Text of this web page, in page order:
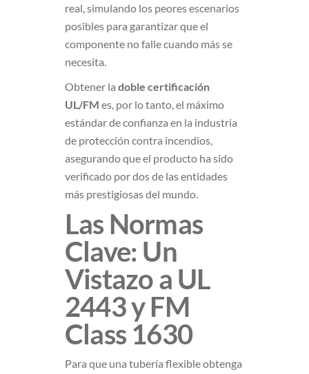
real, simulando los peores escenarios
posibles para garantizar que el
componente no falle cuando más se
necesita.
Obtener la doble certificación
UL/FM es, por lo tanto, el máximo
estándar de confianza en la industria
de protección contra incendios,
asegurando que el producto ha sido
verificado por dos de las entidades
más prestigiosas del mundo.
Las Normas
Clave: Un
Vistazo a UL
2443 y FM
Class 1630
Para que una tubería flexible obtenga